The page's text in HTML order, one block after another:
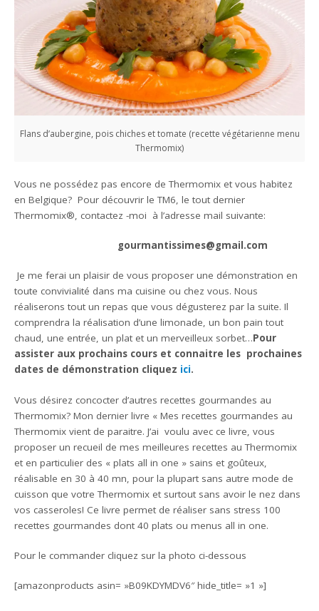
Flans d’aubergine, pois chiches et tomate (recette végétarienne menu
Thermomix)
Vous ne possédez pas encore de Thermomix et vous habitez
en Belgique? Pour découvrir le TM6, le tout dernier
Thermomix®, contactez -moi à l’adresse mail suivante:
gourmantissimes@gmail.com
Je me ferai un plaisir de vous proposer une démonstration en
toute convivialité dans ma cuisine ou chez vous. Nous
réaliserons tout un repas que vous dégusterez par la suite. Il
comprendra la réalisation d’une limonade, un bon pain tout
chaud, une entrée, un plat et un merveilleux sorbet…Pour
assister aux prochains cours et connaitre les prochaines
dates de démonstration cliquez ici.
Vous désirez concocter d’autres recettes gourmandes au
Thermomix? Mon dernier livre « Mes recettes gourmandes au
Thermomix vient de paraitre. J’ai voulu avec ce livre, vous
proposer un recueil de mes meilleures recettes au Thermomix
et en particulier des « plats all in one » sains et goûteux,
réalisable en 30 à 40 mn, pour la plupart sans autre mode de
cuisson que votre Thermomix et surtout sans avoir le nez dans
vos casseroles! Ce livre permet de réaliser sans stress 100
recettes gourmandes dont 40 plats ou menus all in one.
Pour le commander cliquez sur la photo ci-dessous
[amazonproducts asin= »B09KDYMDV6″ hide_title= »1 »]